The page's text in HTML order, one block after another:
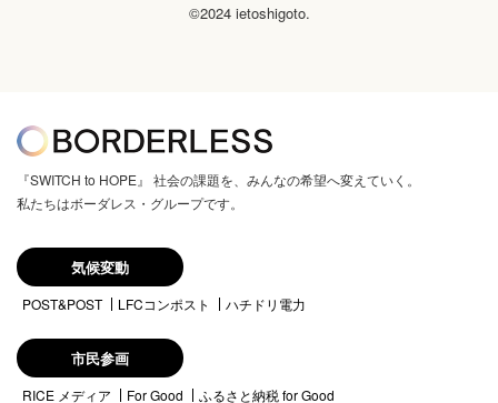
©2024 ietoshigoto.
『SWITCH to HOPE』 社会の課題を、みんなの希望へ変えていく。
私たちはボーダレス・グループです。
気候変動
POST&POST LFCコンポスト ハチドリ電力
市民参画
RICE メディア For Good ふるさと納税 for Good